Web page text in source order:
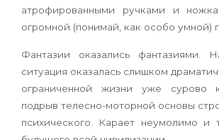
атрофированными ручками и
огромной (понимай, как особо умной)
Фантазии оказались фантазиями.
ситуация оказалась слишком
ограниченной жизни уже сурово
подрыв телесно-моторной основы
психического. Карает неумолимо и